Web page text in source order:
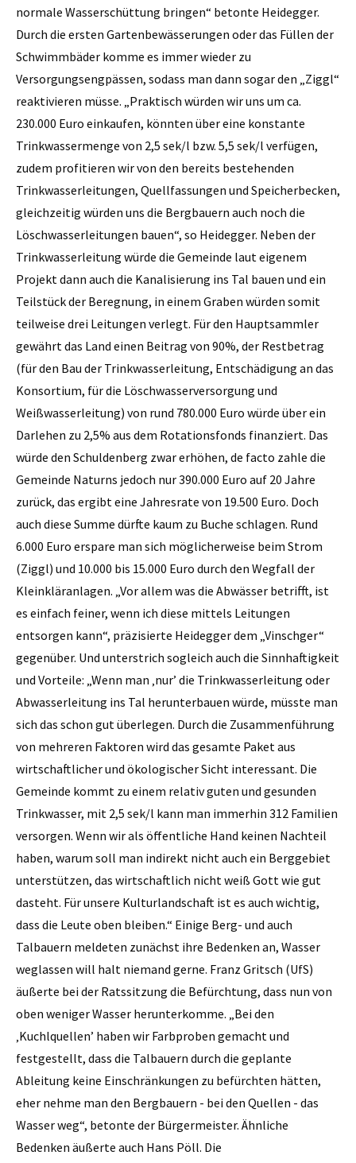
normale Wasserschüttung bringen“ betonte Heidegger.
Durch die ersten Gartenbewässerungen oder das Füllen der
Schwimmbäder komme es immer wieder zu
Versorgungsengpässen, sodass man dann sogar den „Ziggl“
reaktivieren müsse. „Praktisch würden wir uns um ca.
230.000 Euro einkaufen, könnten über eine konstante
Trinkwassermenge von 2,5 sek/l bzw. 5,5 sek/l verfügen,
zudem profitieren wir von den bereits bestehenden
Trinkwasserleitungen, Quellfassungen und Speicherbecken,
gleichzeitig würden uns die Bergbauern auch noch die
Löschwasserleitungen bauen“, so Heidegger. Neben der
Trinkwasserleitung würde die Gemeinde laut eigenem
Projekt dann auch die Kanalisierung ins Tal bauen und ein
Teilstück der Beregnung, in einem Graben würden somit
teilweise drei Leitungen verlegt. Für den Hauptsammler
gewährt das Land einen Beitrag von 90%, der Restbetrag
(für den Bau der Trinkwasserleitung, Entschädigung an das
Konsortium, für die Löschwasserversorgung und
Weißwasserleitung) von rund 780.000 Euro würde über ein
Darlehen zu 2,5% aus dem Rotationsfonds ­finanziert. Das
würde den Schuldenberg zwar erhöhen, de facto zahle die
Gemeinde Naturns jedoch nur 390.000 Euro auf 20 Jahre
zurück, das ergibt eine Jahresrate von 19.500 Euro. Doch
auch diese Summe dürfte kaum zu Buche schlagen. Rund
6.000 Euro erspare man sich möglicherweise beim Strom
(Ziggl) und 10.000 bis 15.000 Euro durch den Wegfall der
Kleinkläranlagen. „Vor allem was die Abwässer betrifft, ist
es einfach feiner, wenn ich diese mittels Leitungen
entsorgen kann“, präzisierte Heidegger dem „Vinschger“
gegenüber. Und unterstrich sogleich auch die Sinnhaftigkeit
und Vorteile: „Wenn man ‚nur’ die Trinkwasserleitung oder
Abwasserleitung ins Tal herunterbauen würde, müsste man
sich das schon gut überlegen. Durch die Zusammenführung
von mehreren Faktoren wird das gesamte Paket aus
wirtschaftlicher und ökologischer Sicht interessant. Die
Gemeinde kommt zu einem relativ guten und gesunden
Trinkwasser, mit 2,5 sek/l kann man immerhin 312 Familien
versorgen. Wenn wir als öffentliche Hand keinen Nachteil
haben, warum soll man indirekt nicht auch ein Berggebiet
unterstützen, das wirtschaftlich nicht weiß Gott wie gut
dasteht. Für unsere Kulturlandschaft ist es auch wichtig,
dass die Leute oben bleiben.“ Einige Berg- und auch
Talbauern meldeten zunächst ihre Bedenken an, Wasser
weglassen will halt niemand gerne. Franz Gritsch (UfS)
äußerte bei der Ratssitzung die Befürchtung, dass nun von
oben weniger Wasser herunterkomme. „Bei den
‚Kuchlquellen’ haben wir Farbproben gemacht und
festgestellt, dass die Talbauern durch die geplante
Ableitung keine Einschränkungen zu befürchten hätten,
eher nehme man den Bergbauern - bei den Quellen - das
Wasser weg“, betonte der Bürgermeister. Ähnliche
Bedenken äußerte auch Hans Pöll. Die